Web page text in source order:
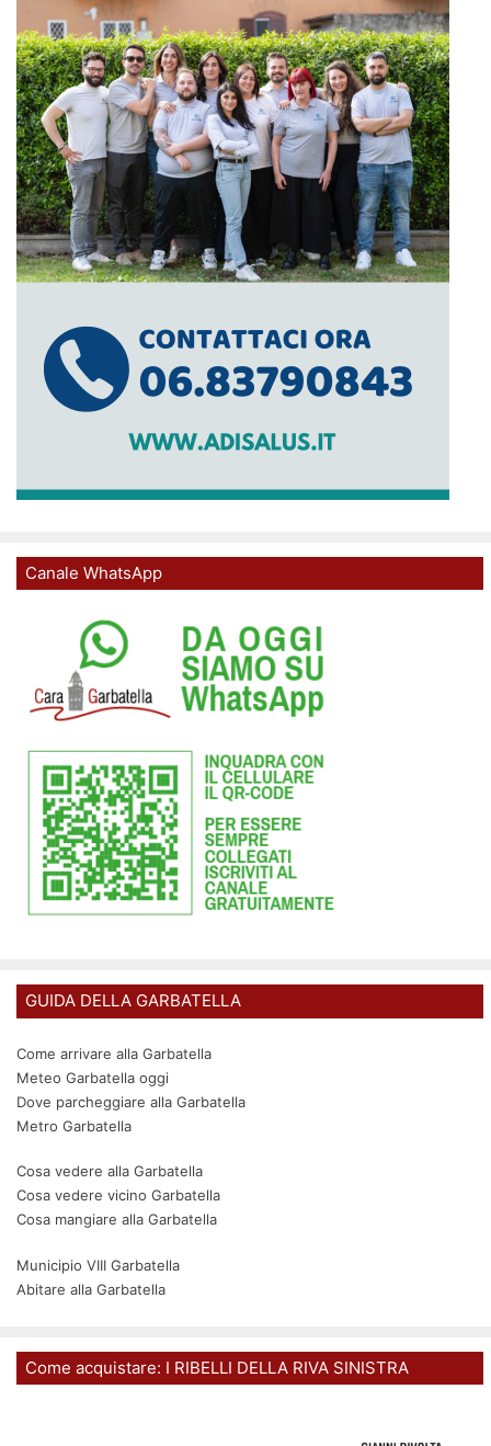
Canale WhatsApp
GUIDA DELLA GARBATELLA
Come arrivare alla Garbatella
Meteo Garbatella oggi
Dove parcheggiare alla Garbatella
Metro Garbatella
Cosa vedere alla Garbatella
Cosa vedere vicino Garbatella
Cosa mangiare alla Garbatella
Municipio VIII Garbatella
Abitare alla Garbatella
Come acquistare: I RIBELLI DELLA RIVA SINISTRA